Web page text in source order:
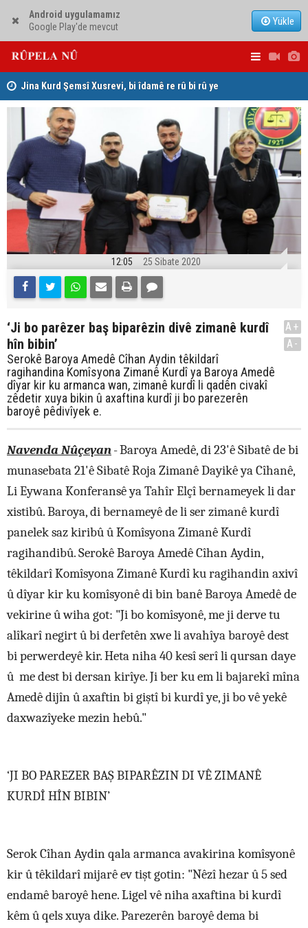
Android uygulamamız
Google Play'de mevcut
Yükle
Jina Kurd Şemsî Xusrevi, bi îdamê re rû bi rû ye
hewldana
12:05 25 Sibate 2020
‘Ji bo parêzer baş biparêzin divê zimanê kurdî
hîn bibin’
Serokê Baroya Amedê Cîhan Aydin têkildarî
ragihandina Komîsyona Zimanê Kurdî ya Baroya Amedê
dîyar kir ku armanca wan, zimanê kurdî li qadên civakî
zêdetir xuya bikin û axaftina kurdî ji bo parezerên
baroyê pêdivîyek e.
A+
A-
Navenda Nûçeyan-Baroya Amedê, di 23'ê Sibatê de bi
munasebata 21'ê Sibatê Roja Zimanê Dayikê ya Cîhanê,
Li Eywana Konferansê ya Tahîr Elçî bernameyek li dar
xistibû. Baroya, di bernameyê de li ser zimanê kurdî
panelek saz kiribû û Komîsyona Zimanê Kurdî
ragihandibû. Serokê Baroya Amedê Cîhan Aydin,
têkildarî Komîsyona Zimanê Kurdî ku ragihandin axivî
û dîyar kir ku komîsyonê di bin banê Baroya Amedê de
vekirine û wiha got: "Ji bo komîsyonê, me ji derve tu
alîkarî negirt û bi derfetên xwe li avahîya baroyê dest
bi perwerdeyê kir. Heta niha 40 kesî serî li qursan daye
û me dest bi dersan kirîye. Ji ber ku em li bajarekî mîna
Amedê dijîn û axaftin bi giştî bi kurdî ye, ji bo vê yekê
daxwazîyeke mezin hebû."
‘JI BO PAREZER BAŞ BIPARÊZIN DI VÊ ZIMANÊ
KURDÎ HÎN BIBIN’
Serok Cîhan Aydin qala armanca avakirina komîsyonê
kir û têkildarî mijarê ev tişt gotin: "Nêzî hezar û 5 sed
endamê baroyê hene. Ligel vê niha axaftina bi kurdî
kêm û qels xuya dike. Parezerên baroyê dema bi